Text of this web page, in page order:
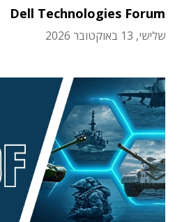
Dell Technologies Forum
שלישי, 13 באוקטובר 2026